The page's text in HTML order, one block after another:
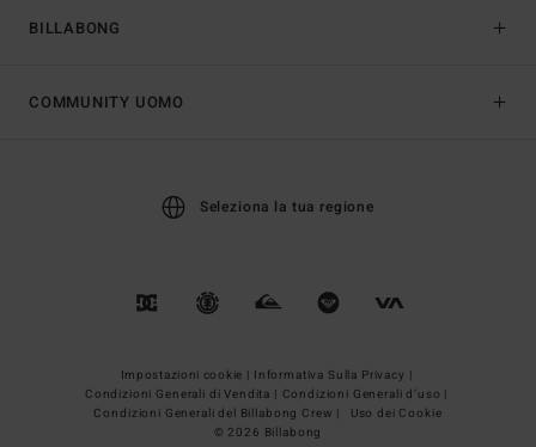
BILLABONG
COMMUNITY UOMO
Seleziona la tua regione
Impostazioni cookie | Informativa Sulla Privacy |
Condizioni Generali di Vendita | Condizioni Generali d’uso |
Condizioni Generali del Billabong Crew |
Uso dei Cookie
© 2026 Billabong